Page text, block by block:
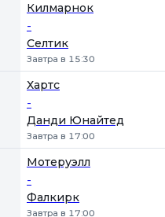
Килмарнок
-
Селтик
Завтра в 15:30
Хартс
-
Данди Юнайтед
Завтра в 17:00
Мотеруэлл
-
Фалкирк
Завтра в 17:00